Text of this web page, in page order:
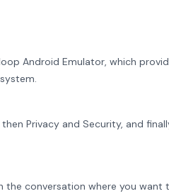
Android Emulator, which
Privacy and Security, and
the conversation where you